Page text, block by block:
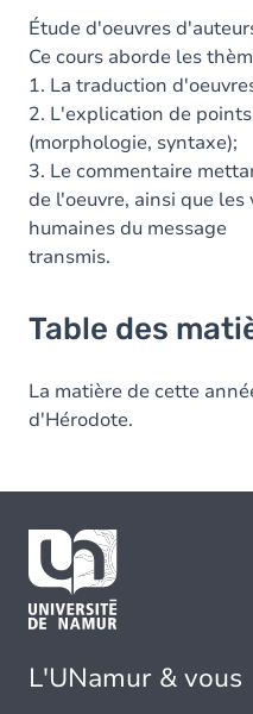
Étude d'oeuvres
Ce cours aborde les
1. La traduction
2. L'explication de
(morphologie, syntaxe);
3. Le commentaire
de l'oeuvre, ainsi que
humaines du message
transmis.
Table des
La matière de cette
d'Hérodote.
L'UNamur & vous